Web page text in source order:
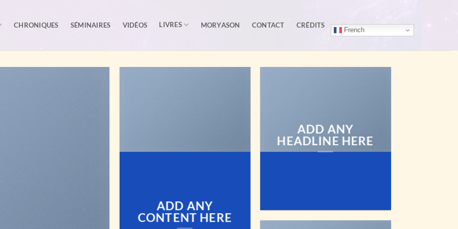
CHRONIQUES SÉMINAIRES VIDÉOS LIVRES MORYASON CONTACT CRÉDITS
French
ADD ANY
CONTENT HERE
ADD ANY
HEADLINE HERE